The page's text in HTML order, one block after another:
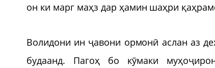
он ки марг маҳз дар ҳамин шаҳри
Волидони ин ҷавони ормонӣ аслан аз
будаанд. Пагоҳ бо кӯмаки